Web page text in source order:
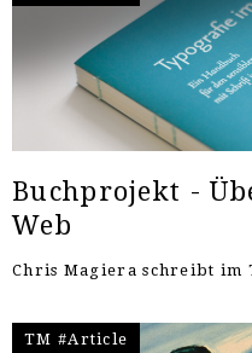
Buchprojekt -
Web
Chris Magiera schreibt im
TM #Article